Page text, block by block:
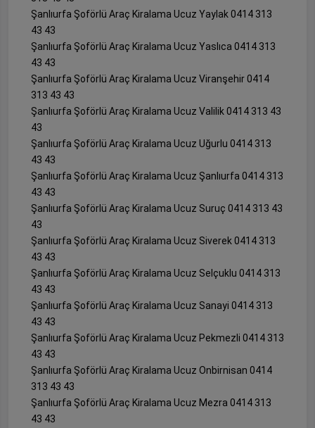
Şanlıurfa Şoförlü Araç Kiralama Ucuz Yaylak 0414 313
43 43
Şanlıurfa Şoförlü Araç Kiralama Ucuz Yaslıca 0414 313
43 43
Şanlıurfa Şoförlü Araç Kiralama Ucuz Viranşehir 0414
313 43 43
Şanlıurfa Şoförlü Araç Kiralama Ucuz Valilik 0414 313 43
43
Şanlıurfa Şoförlü Araç Kiralama Ucuz Uğurlu 0414 313
43 43
Şanlıurfa Şoförlü Araç Kiralama Ucuz Şanlıurfa 0414 313
43 43
Şanlıurfa Şoförlü Araç Kiralama Ucuz Suruç 0414 313 43
43
Şanlıurfa Şoförlü Araç Kiralama Ucuz Siverek 0414 313
43 43
Şanlıurfa Şoförlü Araç Kiralama Ucuz Selçuklu 0414 313
43 43
Şanlıurfa Şoförlü Araç Kiralama Ucuz Sanayi 0414 313
43 43
Şanlıurfa Şoförlü Araç Kiralama Ucuz Pekmezli 0414 313
43 43
Şanlıurfa Şoförlü Araç Kiralama Ucuz Onbirnisan 0414
313 43 43
Şanlıurfa Şoförlü Araç Kiralama Ucuz Mezra 0414 313
43 43